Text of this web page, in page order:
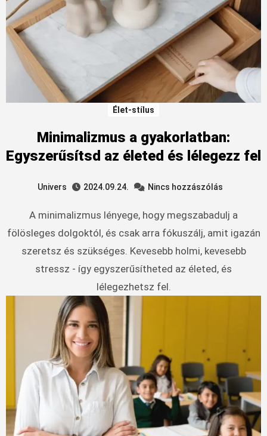
Élet-stílus
Minimalizmus a gyakorlatban:
Egyszerűsítsd az életed és lélegezz fel
Univers 2024.09.24. Nincs hozzászólás
A minimalizmus lényege, hogy megszabadulj a
fölösleges dolgoktól, és csak arra fókuszálj, amit igazán
szeretsz és szükséges. Kevesebb holmi, kevesebb
stressz - így egyszerűsítheted az életed, és
lélegezhetsz fel.